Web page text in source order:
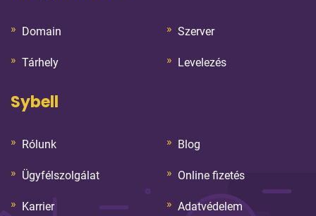
Domain Szerver
Tárhely Levelezés
Sybell
Rólunk Blog
Ügyfélszolgálat Online fizetés
Karrier Adatvédelem